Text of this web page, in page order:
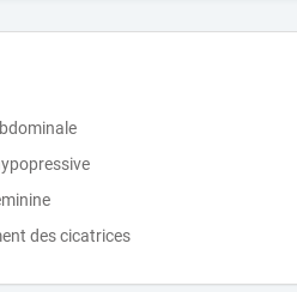
des cicatrices